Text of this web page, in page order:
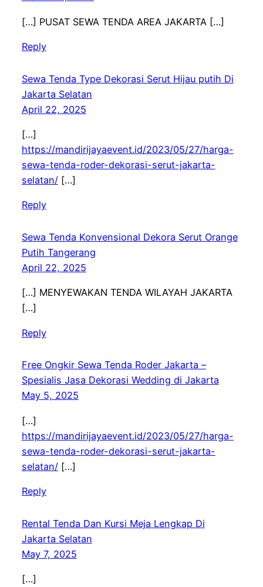
[…] PUSAT SEWA TENDA AREA JAKARTA […]
Reply
Sewa Tenda Type Dekorasi Serut Hijau putih Di
Jakarta Selatan
April 22, 2025
[…]
https://mandirijayaevent.id/2023/05/27/harga-
sewa-tenda-roder-dekorasi-serut-jakarta-
selatan/[…]
Reply
Sewa Tenda Konvensional Dekora Serut Orange
Putih Tangerang
April 22, 2025
[…] MENYEWAKAN TENDA WILAYAH JAKARTA
[…]
Reply
Free Ongkir Sewa Tenda Roder Jakarta –
Spesialis Jasa Dekorasi Wedding di Jakarta
May 5, 2025
[…]
https://mandirijayaevent.id/2023/05/27/harga-
sewa-tenda-roder-dekorasi-serut-jakarta-
selatan/[…]
Reply
Rental Tenda Dan Kursi Meja Lengkap Di
Jakarta Selatan
May 7, 2025
[…]